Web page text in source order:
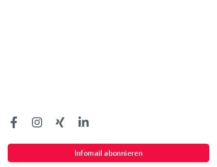
FacebookFacebookFacebookFacebook
Infomail abonnieren